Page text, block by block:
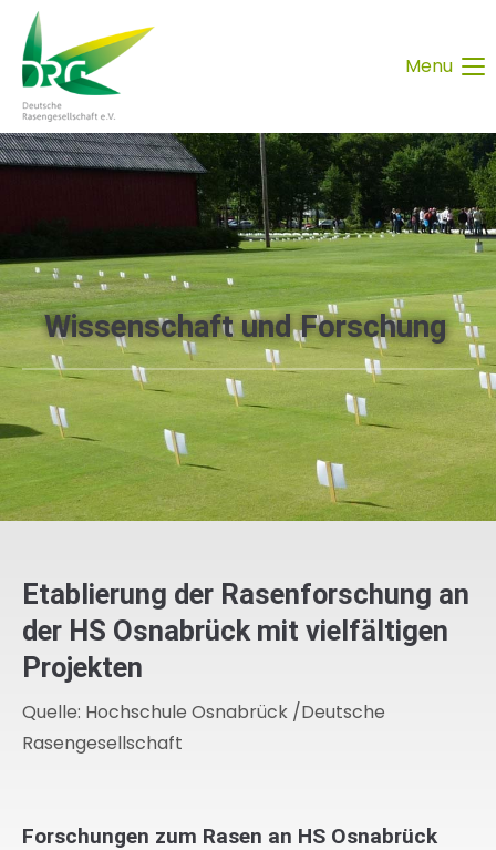
Menu
Wissenschaft und Forschung
Etablierung der Rasenforschung an
der HS Osnabrück mit vielfältigen
Projekten
Quelle: Hochschule Osnabrück /Deutsche
Rasengesellschaft
Forschungen zum Rasen an HS Osnabrück